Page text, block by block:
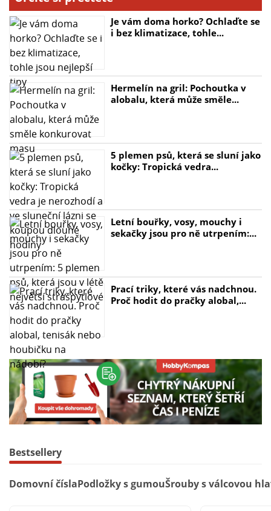
Je vám doma horko? Ochlaďte se
i bez klimatizace, tohle...
Hermelín na gril: Pochoutka v
alobalu, která může směle...
5 plemen psů, která se sluní jako
kočky: Tropická vedra...
Letní bouřky, vosy, mouchy i
sekačky jsou pro ně utrpením:...
Prací triky, které vás nadchnou.
Proč hodit do pračky alobal,...
Bestsellery
Domovní číslaPodložky s gumouŠrouby s válcovou